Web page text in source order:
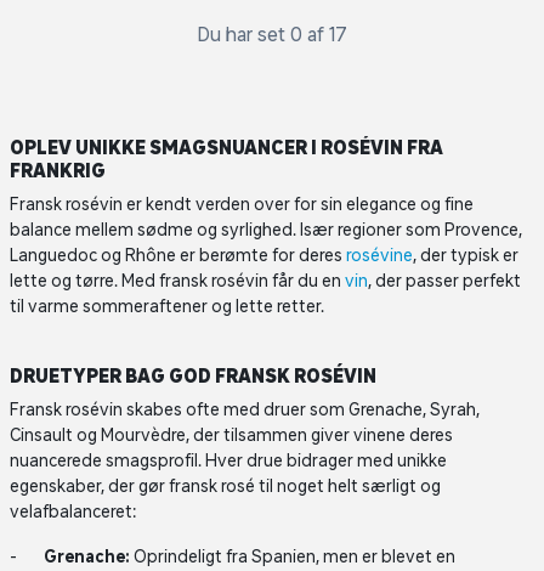
Du har set 0 af 17
OPLEV UNIKKE SMAGSNUANCER I ROSÉVIN FRA
FRANKRIG
Fransk rosévin er kendt verden over for sin elegance og fine
balance mellem sødme og syrlighed. Især regioner som Provence,
Languedoc og Rhône er berømte for deres rosévine, der typisk er
lette og tørre. Med fransk rosévin får du en vin, der passer perfekt
til varme sommeraftener og lette retter.
DRUETYPER BAG GOD FRANSK ROSÉVIN
Fransk rosévin skabes ofte med druer som Grenache, Syrah,
Cinsault og Mourvèdre, der tilsammen giver vinene deres
nuancerede smagsprofil. Hver drue bidrager med unikke
egenskaber, der gør fransk rosé til noget helt særligt og
velafbalanceret:
Grenache: Oprindeligt fra Spanien, men er blevet en